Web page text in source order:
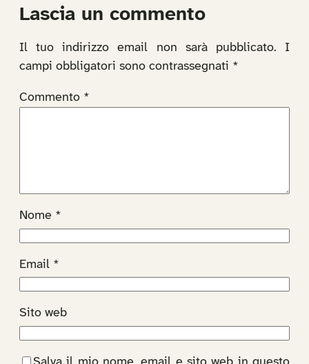
Lascia un commento
Il tuo indirizzo email non sarà pubblicato.
I
campi obbligatori sono contrassegnati *
Commento *
Nome *
Email *
Sito web